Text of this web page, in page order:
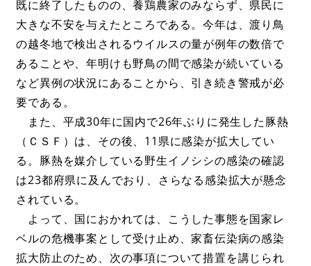
既に終了したものの、養鶏農家のみならず、県民に
大きな不安を与えたところである。今年は、渡り鳥
の越冬地で検出されるウイルスの量が例年の数倍で
あることや、年明けも野鳥の間で感染が続いている
など異例の状況にあることから、引き続き警戒が必
要である。
また、平成30年に国内で26年ぶりに発生した豚熱
（ＣＳＦ）は、その後、11県に感染が拡大してい
る。豚熱を媒介している野生イノシシの感染の確認
は23都府県に及んでおり、さらなる感染拡大が懸念
されている。
よって、国におかれては、こうした事態を国家レ
ベルの危機事案として受け止め、家畜伝染病の感染
拡大防止のため、次の事項について措置を講じられ